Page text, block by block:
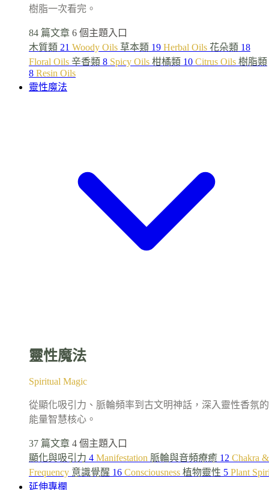
樹脂一次看完。
84 篇文章 6 個主題入口
木質類 21 Woody Oils 草本類 19 Herbal Oils 花朵類 18
Floral Oils 辛香類 8 Spicy Oils 柑橘類 10 Citrus Oils 樹脂類
8 Resin Oils
靈性魔法
靈性魔法
Spiritual Magic
從顯化吸引力、脈輪頻率到古文明神話，深入靈性香氛的
能量智慧核心。
37 篇文章 4 個主題入口
顯化與吸引力 4 Manifestation 脈輪與音頻療癒 12 Chakra &
Frequency 意識覺醒 16 Consciousness 植物靈性 5 Plant
延伸專欄